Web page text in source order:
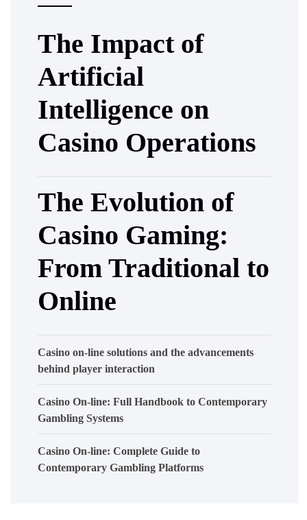
The Impact of
Artificial
Intelligence on
Casino Operations
The Evolution of
Casino Gaming:
From Traditional to
Online
Casino on-line solutions and the advancements
behind player interaction
Casino On-line: Full Handbook to Contemporary
Gambling Systems
Casino On-line: Complete Guide to
Contemporary Gambling Platforms